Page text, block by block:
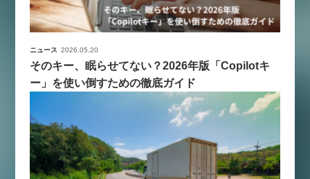
ニュース 2026.05.20
そのキー、眠らせてない？2026年版「Copilotキ
ー」を使い倒すための徹底ガイド